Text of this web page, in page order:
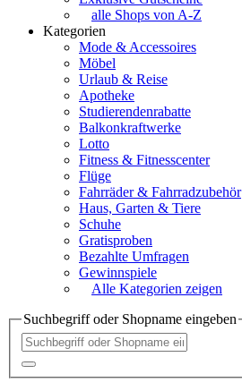
alle Shops von A-Z
Kategorien
Mode & Accessoires
Möbel
Urlaub & Reise
Apotheke
Studierendenrabatte
Balkonkraftwerke
Lotto
Fitness & Fitnesscenter
Flüge
Fahrräder & Fahrradzubehör
Haus, Garten & Tiere
Schuhe
Gratisproben
Bezahlte Umfragen
Gewinnspiele
Alle Kategorien zeigen
Suchbegriff oder Shopname eingeben